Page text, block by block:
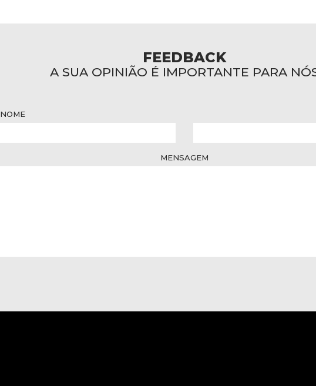
FEEDBACK
A SUA OPINIÃO É IMPORTANTE PARA
NOME
MENSAGEM